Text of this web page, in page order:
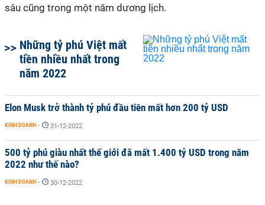
sâu cũng trong một năm dương lịch.
Những tỷ phú Việt mất
tiền nhiều nhất trong
năm 2022
Elon Musk trở thành tỷ phú đầu tiên mất hơn 200 tỷ USD
KINH DOANH - 31-12-2022
500 tỷ phú giàu nhất thế giới đã mất 1.400 tỷ USD trong năm
2022 như thế nào?
KINH DOANH - 30-12-2022